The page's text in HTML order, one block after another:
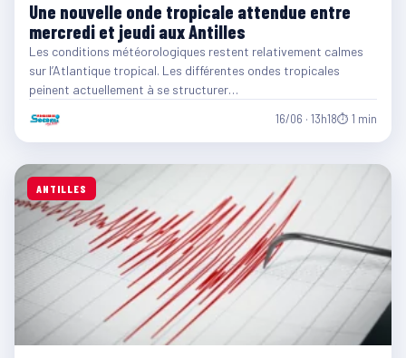
Une nouvelle onde tropicale attendue entre
mercredi et jeudi aux Antilles
Les conditions météorologiques restent relativement calmes
sur l’Atlantique tropical. Les différentes ondes tropicales
peinent actuellement à se structurer…
16/06 · 13h18⏱ 1 min
ANTILLES